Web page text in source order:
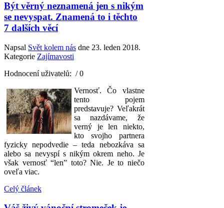
Být věrný neznamená jen s nikým
se nevyspat. Znamená to i těchto
7 dalších věcí
Napsal Svět kolem nás dne 23. leden 2018.
Kategorie Zajímavosti
Hodnocení uživatelů: / 0
Vernosť. Čo vlastne
tento pojem
predstavuje? Veľakrát
sa nazdávame, že
verný je len niekto,
kto svojho partnera
fyzicky nepodvedie – teda nebozkáva sa
alebo sa nevyspí s nikým okrem neho. Je
však vernosť “len” toto? Nie. Je to niečo
oveľa viac.
Celý článek